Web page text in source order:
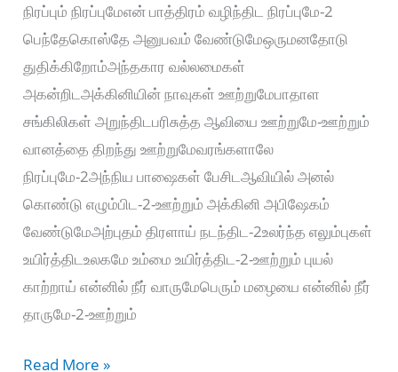
நிரப்பும் நிரப்புமேஎன் பாத்திரம் வழிந்திட நிரப்புமே-2
பெந்தேகொஸ்தே அனுபவம் வேண்டுமேஒருமனதோடு
துதிக்கிறோம்அந்தகார வல்லமைகள்
அகன்றிடஅக்கினியின் நாவுகள் ஊற்றுமேபாதாள
சங்கிலிகள் அறுந்திடபரிசுத்த ஆவியை ஊற்றுமே-ஊற்றும்
வானத்தை திறந்து ஊற்றுமேவரங்களாலே
நிரப்புமே-2அந்நிய பாஷைகள் பேசிடஆவியில் அனல்
கொண்டு எழும்பிட-2-ஊற்றும் அக்கினி அபிஷேகம்
வேண்டுமேஅற்புதம் திரளாய் நடந்திட-2உலர்ந்த எலும்புகள்
உயிர்த்திடஉலகமே உம்மை உயிர்த்திட-2-ஊற்றும் புயல்
காற்றாய் என்னில் நீர் வாருமேபெரும் மழையை என்னில் நீர்
தாருமே-2-ஊற்றும்
Ootrrum
Read More »